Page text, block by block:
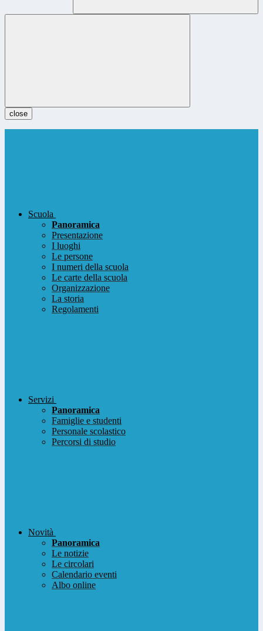
close
Scuola
Panoramica
Presentazione
I luoghi
Le persone
I numeri della scuola
Le carte della scuola
Organizzazione
La storia
Regolamenti
Servizi
Panoramica
Famiglie e studenti
Personale scolastico
Percorsi di studio
Novità
Panoramica
Le notizie
Le circolari
Calendario eventi
Albo online